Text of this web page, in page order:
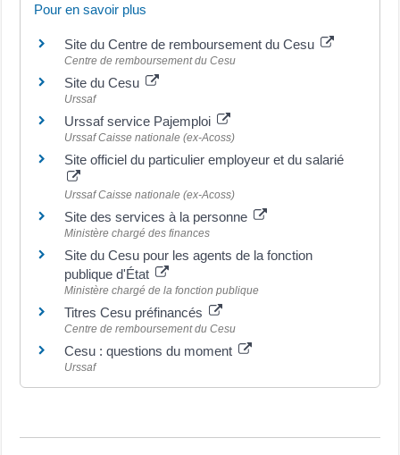
Pour en savoir plus
Site du Centre de remboursement du Cesu
Centre de remboursement du Cesu
Site du Cesu
Urssaf
Urssaf service Pajemploi
Urssaf Caisse nationale (ex-Acoss)
Site officiel du particulier employeur et du salarié
Urssaf Caisse nationale (ex-Acoss)
Site des services à la personne
Ministère chargé des finances
Site du Cesu pour les agents de la fonction
publique d'État
Ministère chargé de la fonction publique
Titres Cesu préfinancés
Centre de remboursement du Cesu
Cesu : questions du moment
Urssaf